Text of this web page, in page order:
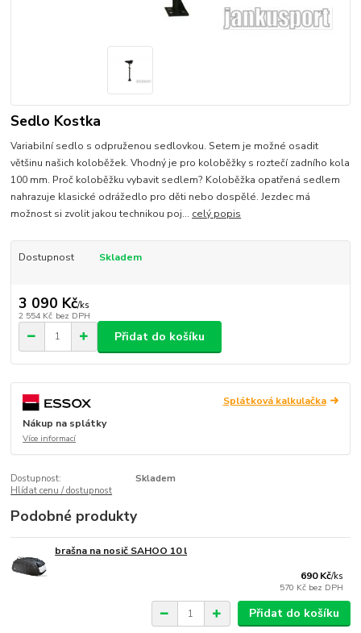
Sedlo Kostka
Variabilní sedlo s odpruženou sedlovkou. Setem je možné osadit
většinu našich koloběžek. Vhodný je pro koloběžky s roztečí zadního kola
100 mm. Proč koloběžku vybavit sedlem? Koloběžka opatřená sedlem
nahrazuje klasické odrážedlo pro děti nebo dospělé. Jezdec má
možnost si zvolit jakou technikou poj... celý popis
Dostupnost Skladem
3 090 Kč/ks
2 554 Kč bez DPH
Přidat do košíku
Splátková kalkulačka
Nákup na splátky
Více informací
Dostupnost:
Skladem
Hlídat cenu / dostupnost
Podobné produkty
brašna na nosič SAHOO 10 l
690 Kč/ks
570 Kč bez DPH
Přidat do košíku